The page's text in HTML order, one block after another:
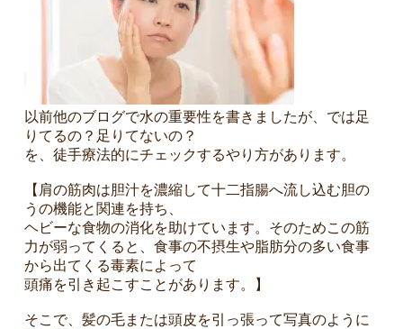
以前他のブログで水の重要性を書きましたが、では足
りてるの？足りてないの？
を、徒手療法的にチェックするやり方があります。
【肩の筋肉は胆汁を濃縮して十二指腸へ流し込む胆の
うの機能と関連を持ち、
ヘビーな食物の消化を助けています。そのためこの筋
力が弱ってくると、食事の不摂生や脂肪分の多い食事
から出てくる毒素によって
頭痛を引き起こすことがあります。】
そこで、髪の毛または頭皮を引っ張って写真のように